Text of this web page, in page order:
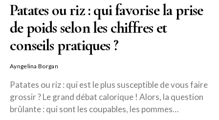
Patates ou riz : qui favorise la prise
de poids selon les chiffres et
conseils pratiques ?
Ayngelina Borgan
Patates ou riz : qui est le plus susceptible de vous faire
grossir ? Le grand débat calorique ! Alors, la question
brûlante : qui sont les coupables, les pommes…